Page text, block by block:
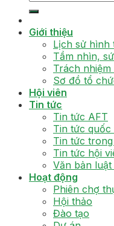
Giới thiệu
Lịch sử hình
Tầm nhìn,
Trách nhiệm
Sơ đồ tổ
Hội viên
Tin tức
Tin tức AFT
Tin tức quốc
Tin tức
Tin tức hội
Văn bản
Hoạt động
Phiên chợ
Hội thảo
Đào tạo